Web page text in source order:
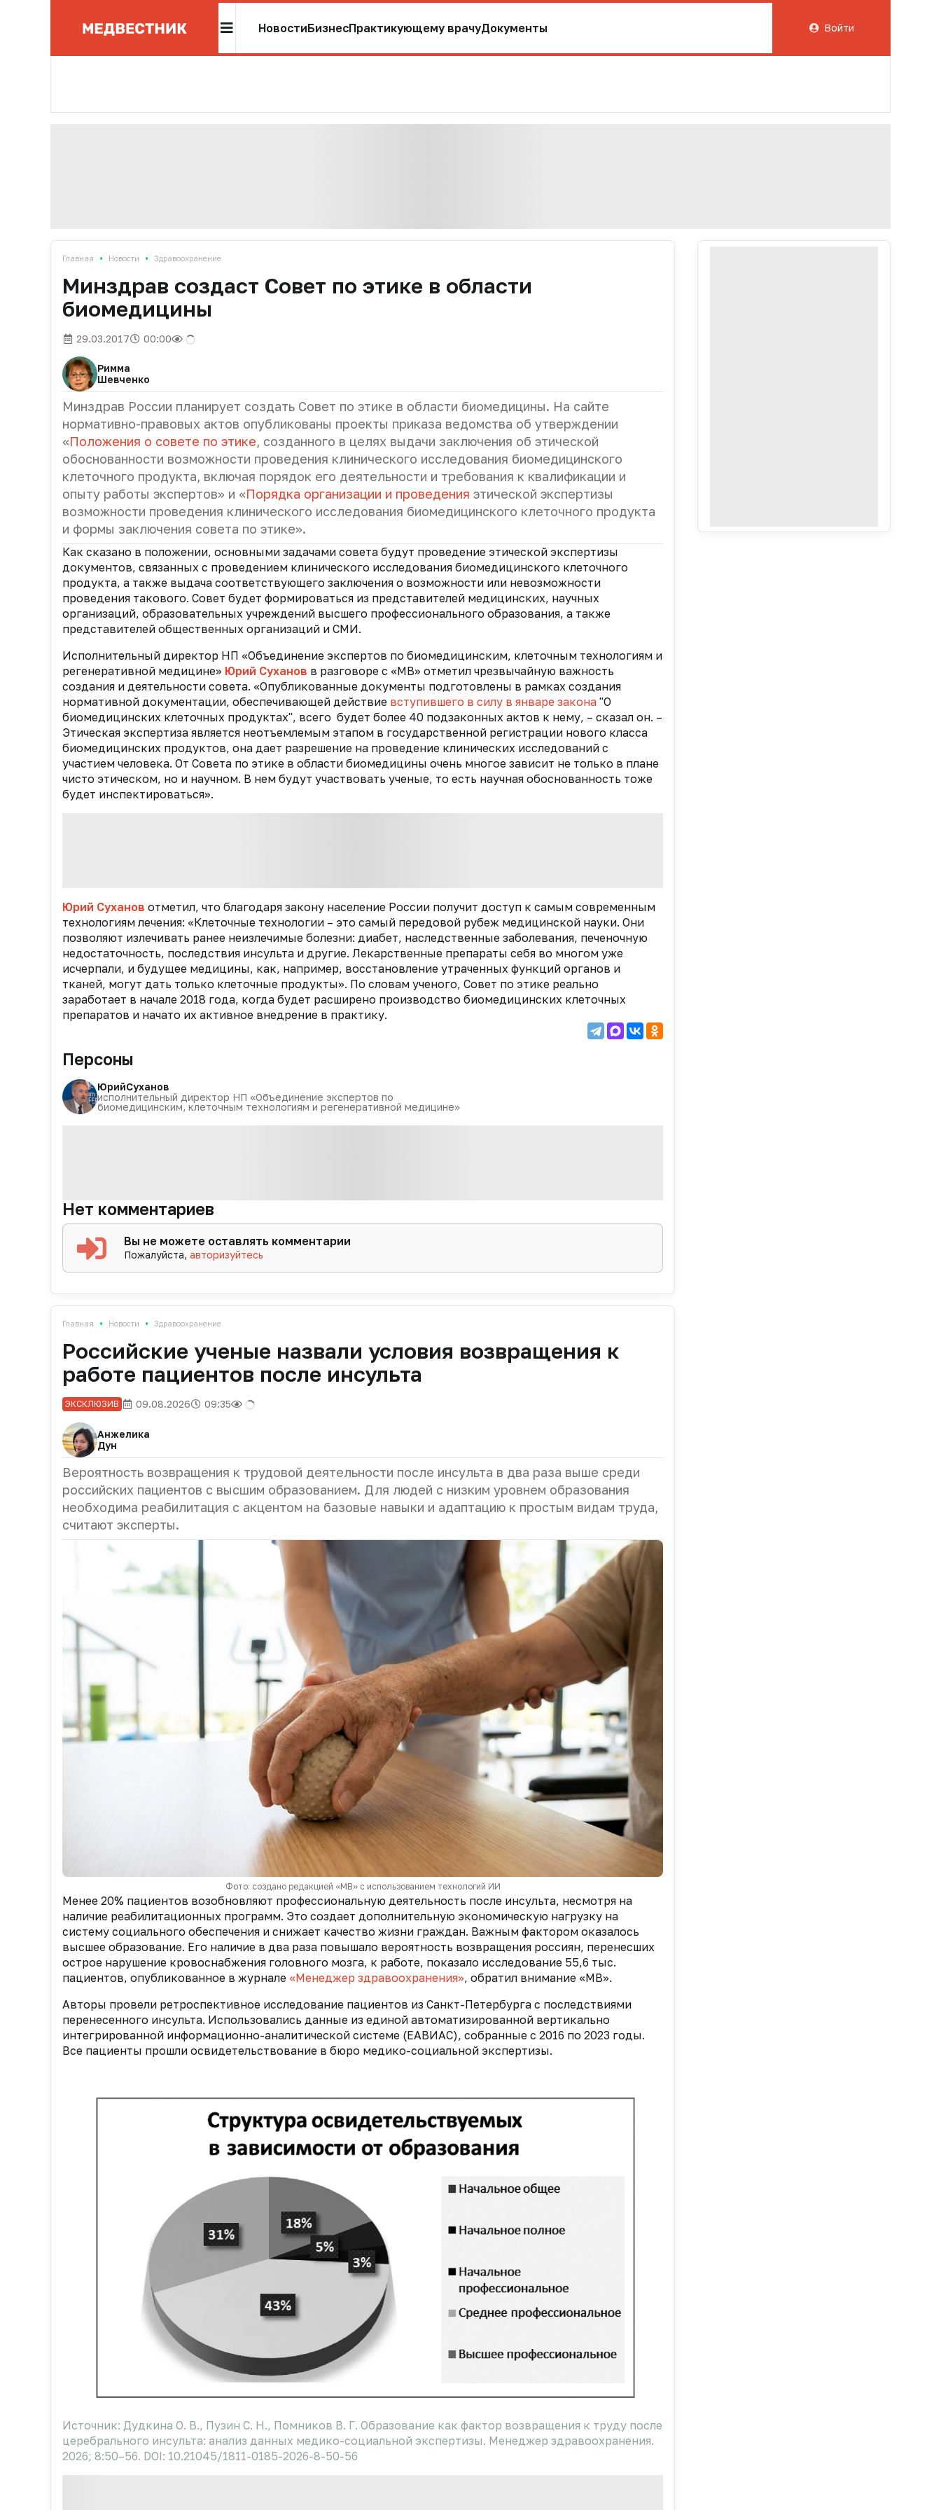
НовостиБизнесПрактикующему врачуДокументы Войти
Главная • Новости • Здравоохранение
Минздрав создаст Совет по этике в области
биомедицины
29.03.2017 00:00
Римма
Шевченко
Минздрав России планирует создать Совет по этике в области биомедицины. На сайте
нормативно-правовых актов опубликованы проекты приказа ведомства об утверждении
«Положения о совете по этике, созданного в целях выдачи заключения об этической
обоснованности возможности проведения клинического исследования биомедицинского
клеточного продукта, включая порядок его деятельности и требования к квалификации и
опыту работы экспертов» и «Порядка организации и проведения этической экспертизы
возможности проведения клинического исследования биомедицинского клеточного продукта
и формы заключения совета по этике».
Как сказано в положении, основными задачами совета будут проведение этической экспертизы
документов, связанных с проведением клинического исследования биомедицинского клеточного
продукта, а также выдача соответствующего заключения о возможности или невозможности
проведения такового. Совет будет формироваться из представителей медицинских, научных
организаций, образовательных учреждений высшего профессионального образования, а также
представителей общественных организаций и СМИ.
Исполнительный директор НП «Объединение экспертов по биомедицинским, клеточным технологиям и
регенеративной медицине» Юрий Суханов в разговоре с «МВ» отметил чрезвычайную важность
создания и деятельности совета. «Опубликованные документы подготовлены в рамках создания
нормативной документации, обеспечивающей действие вступившего в силу в январе закона "О
биомедицинских клеточных продуктах", всего будет более 40 подзаконных актов к нему, – сказал он. –
Этическая экспертиза является неотъемлемым этапом в государственной регистрации нового класса
биомедицинских продуктов, она дает разрешение на проведение клинических исследований с
участием человека. От Совета по этике в области биомедицины очень многое зависит не только в плане
чисто этическом, но и научном. В нем будут участвовать ученые, то есть научная обоснованность тоже
будет инспектироваться».
Юрий Суханов отметил, что благодаря закону население России получит доступ к самым современным
технологиям лечения: «Клеточные технологии – это самый передовой рубеж медицинской науки. Они
позволяют излечивать ранее неизлечимые болезни: диабет, наследственные заболевания, печеночную
недостаточность, последствия инсульта и другие. Лекарственные препараты себя во многом уже
исчерпали, и будущее медицины, как, например, восстановление утраченных функций органов и
тканей, могут дать только клеточные продукты». По словам ученого, Совет по этике реально
заработает в начале 2018 года, когда будет расширено производство биомедицинских клеточных
препаратов и начато их активное внедрение в практику.
Персоны
ЮрийСуханов
исполнительный директор НП «Объединение экспертов по
биомедицинским, клеточным технологиям и регенеративной медицине»
Нет комментариев
Вы не можете оставлять комментарии
Пожалуйста,авторизуйтесь
Главная • Новости • Здравоохранение
Российские ученые назвали условия возвращения к
работе пациентов после инсульта
ЭКСКЛЮЗИВ 09.08.2026 09:35
Анжелика
Дун
Вероятность возвращения к трудовой деятельности после инсульта в два раза выше среди
российских пациентов с высшим образованием. Для людей с низким уровнем образования
необходима реабилитация с акцентом на базовые навыки и адаптацию к простым видам труда,
считают эксперты.
Фото: создано редакцией «МВ» с использованием технологий ИИ
Менее 20% пациентов возобновляют профессиональную деятельность после инсульта, несмотря на
наличие реабилитационных программ. Это создает дополнительную экономическую нагрузку на
систему социального обеспечения и снижает качество жизни граждан. Важным фактором оказалось
высшее образование. Его наличие в два раза повышало вероятность возвращения россиян, перенесших
острое нарушение кровоснабжения головного мозга, к работе, показало исследование 55,6 тыс.
пациентов, опубликованное в журнале «Менеджер здравоохранения», обратил внимание «МВ».
Авторы провели ретроспективное исследование пациентов из Санкт-Петербурга с последствиями
перенесенного инсульта. Использовались данные из единой автоматизированной вертикально
интегрированной информационно-аналитической системе (ЕАВИАС), собранные с 2016 по 2023 годы.
Все пациенты прошли освидетельствование в бюро медико-социальной экспертизы.
Источник: Дудкина О. В., Пузин С. Н., Помников В. Г. Образование как фактор возвращения к труду после
церебрального инсульта: анализ данных медико-социальной экспертизы. Менеджер здравоохранения.
2026; 8:50–56. DOI: 10.21045/1811-0185-2026-8-50-56